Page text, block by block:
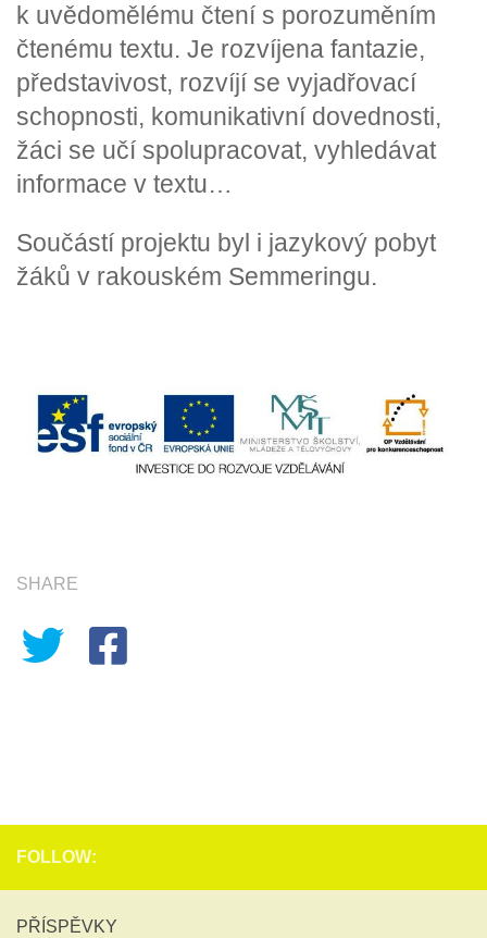
k uvědomělému čtení s porozuměním
čtenému textu. Je rozvíjena fantazie,
představivost, rozvíjí se vyjadřovací
schopnosti, komunikativní dovednosti,
žáci se učí spolupracovat, vyhledávat
informace v textu…
Součástí projektu byl i jazykový pobyt
žáků v rakouském Semmeringu.
SHARE
FOLLOW:
PŘÍSPĚVKY